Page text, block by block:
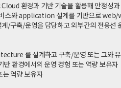
환경과 기반 기술을 활용해 안정성과
와 application 설계를 기반으로 web/
/구축/운영을 담당하고 외부간의 전용선
를 설계하고 구축/운영 또는 그와 유
환경에서의 운영 경험 또는 역량 보유자
는 역량 보유자